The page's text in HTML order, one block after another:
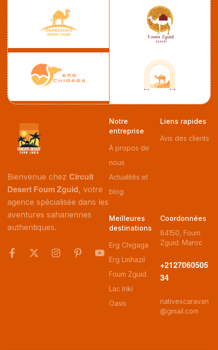
Bienvenue chez Circuit
Desert Foum Zguid, votre
agence spécialisée dans les
aventures sahariennes
authentiques.
Notre
entreprise
À propos de
nous
Actualités et
blog
Liens rapides
Avis des clients
Meilleures
destinations
Erg Chigaga
Erg Lmhazil
Foum Zguid
Lac Iriki
Oasis
Coordonnées
84150, Foum
Zguid. Maroc
+2127060505
34
nativescaravan
@gmail.com